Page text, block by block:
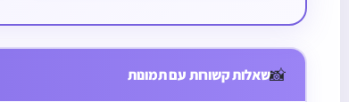
📸שאלות קשורות עם תמונות
קדיש תתקבל